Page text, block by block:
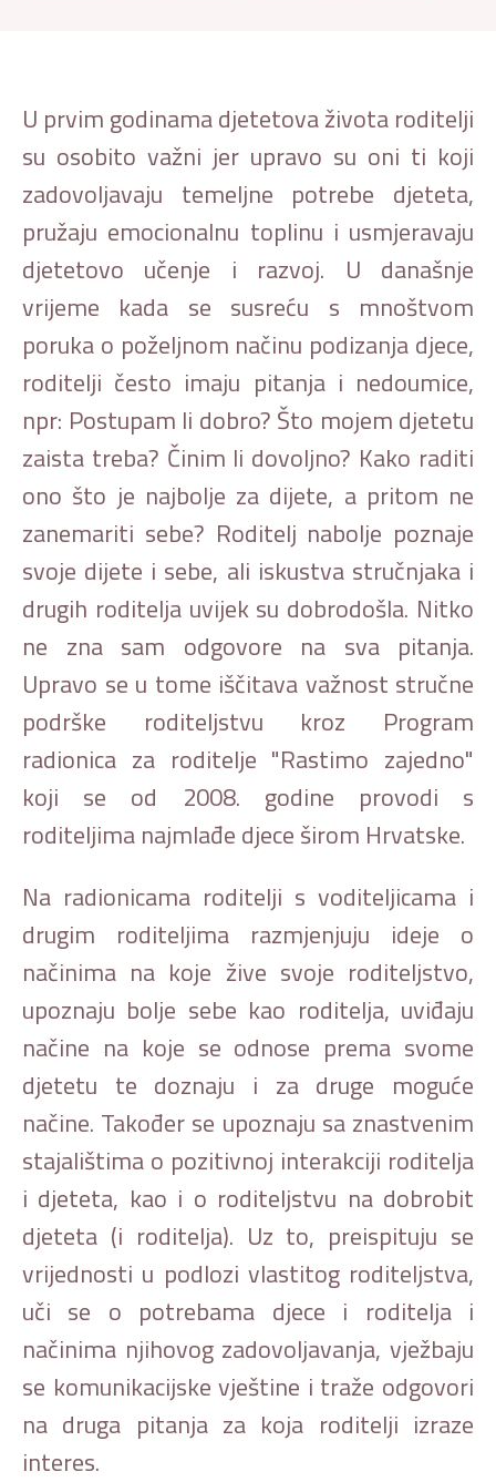
U prvim godinama djetetova života roditelji
su osobito važni jer upravo su oni ti koji
zadovoljavaju temeljne potrebe djeteta,
pružaju emocionalnu toplinu i usmjeravaju
djetetovo učenje i razvoj. U današnje
vrijeme kada se susreću s mnoštvom
poruka o poželjnom načinu podizanja djece,
roditelji često imaju pitanja i nedoumice,
npr: Postupam li dobro? Što mojem djetetu
zaista treba? Činim li dovoljno? Kako raditi
ono što je najbolje za dijete, a pritom ne
zanemariti sebe? Roditelj nabolje poznaje
svoje dijete i sebe, ali iskustva stručnjaka i
drugih roditelja uvijek su dobrodošla. Nitko
ne zna sam odgovore na sva pitanja.
Upravo se u tome iščitava važnost stručne
podrške roditeljstvu kroz Program
radionica za roditelje "Rastimo zajedno"
koji se od 2008. godine provodi s
roditeljima najmlađe djece širom Hrvatske.
Na radionicama roditelji s voditeljicama i
drugim roditeljima razmjenjuju ideje o
načinima na koje žive svoje roditeljstvo,
upoznaju bolje sebe kao roditelja, uviđaju
načine na koje se odnose prema svome
djetetu te doznaju i za druge moguće
načine. Također se upoznaju sa znastvenim
stajalištima o pozitivnoj interakciji roditelja
i djeteta, kao i o roditeljstvu na dobrobit
djeteta (i roditelja). Uz to, preispituju se
vrijednosti u podlozi vlastitog roditeljstva,
uči se o potrebama djece i roditelja i
načinima njihovog zadovoljavanja, vježbaju
se komunikacijske vještine i traže odgovori
na druga pitanja za koja roditelji izraze
interes.